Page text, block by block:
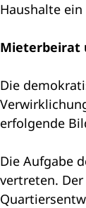
Haushalte
Mieterbeirat
Die
erfolgende
Die Aufgabe
vertreten.